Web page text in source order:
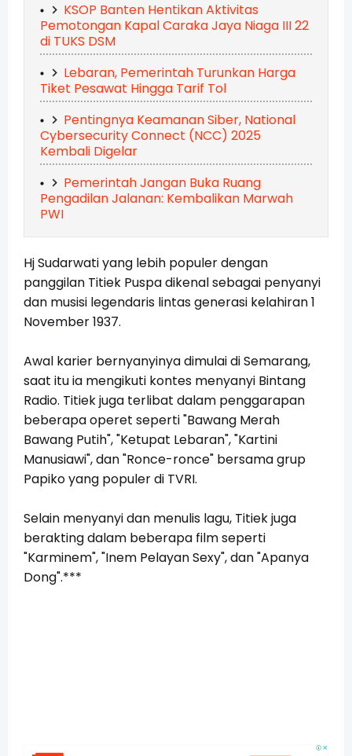
KSOP Banten Hentikan Aktivitas
Pemotongan Kapal Caraka Jaya Niaga III 22
di TUKS DSM
Lebaran, Pemerintah Turunkan Harga
Tiket Pesawat Hingga Tarif Tol
Pentingnya Keamanan Siber, National
Cybersecurity Connect (NCC) 2025
Kembali Digelar
Pemerintah Jangan Buka Ruang
Pengadilan Jalanan: Kembalikan Marwah
PWI
Hj Sudarwati yang lebih populer dengan
panggilan Titiek Puspa dikenal sebagai penyanyi
dan musisi legendaris lintas generasi kelahiran 1
November 1937.
Awal karier bernyanyinya dimulai di Semarang,
saat itu ia mengikuti kontes menyanyi Bintang
Radio. Titiek juga terlibat dalam penggarapan
beberapa operet seperti "Bawang Merah
Bawang Putih", "Ketupat Lebaran", "Kartini
Manusiawi", dan "Ronce-ronce" bersama grup
Papiko yang populer di TVRI.
Selain menyanyi dan menulis lagu, Titiek juga
berakting dalam beberapa film seperti
"Karminem", "Inem Pelayan Sexy", dan "Apanya
Dong".***